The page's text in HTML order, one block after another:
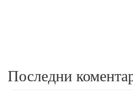
Последни